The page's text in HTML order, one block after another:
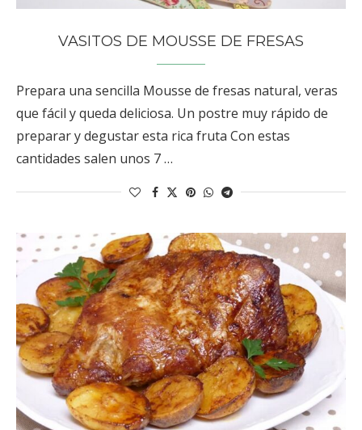
VASITOS DE MOUSSE DE FRESAS
Prepara una sencilla Mousse de fresas natural, veras
que fácil y queda deliciosa. Un postre muy rápido de
preparar y degustar esta rica fruta Con estas
cantidades salen unos 7 …